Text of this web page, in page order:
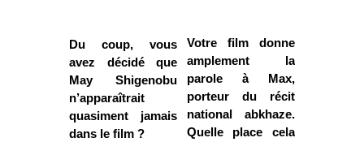
Du coup, vous
avez décidé que
May Shigenobu
n’apparaîtrait
quasiment jamais
dans le film ?
Votre film donne
amplement la
parole à Max,
porteur du récit
national abkhaze.
Quelle place cela